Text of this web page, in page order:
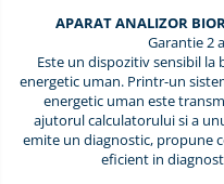
APARAT ANALIZOR
Garantie 2
Este un dispozitiv sensibil
energetic uman. Printr-un
energetic uman este
ajutorul calculatorului si a
emite un diagnostic, propune
eficient in